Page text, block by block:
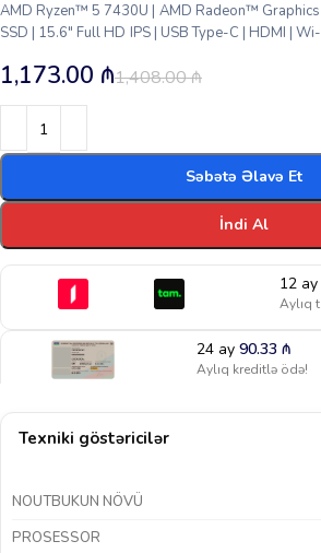
AMD Ryzen™ 5 7430U | AMD Radeon™
SSD | 15.6″ Full HD IPS | USB Type-C | HDMI |
1,408.00₼
1,173.00 ₼
Səbətə Əlavə Et
İndi Al
12 ay
Aylıq
24 ay90.33₼
Aylıq kreditlə ödə!
Texniki göstəricilər
NOUTBUKUN NÖVÜ
PROSESSOR